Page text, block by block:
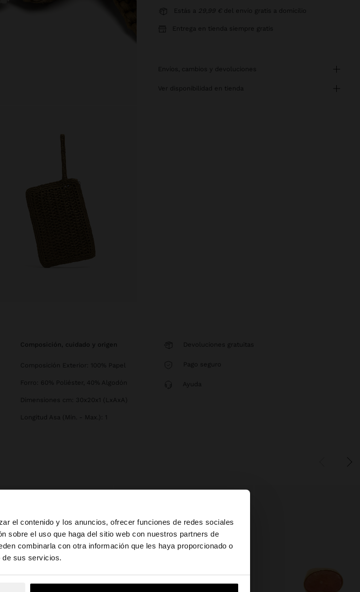
el contenido y los anuncios, ofrecer funciones de redes sociales
sobre el uso que haga del sitio web con nuestros partners de
combinarla con otra información que les haya proporcionado o
de sus servicios.
×
ir a la web de United States?
en la web de España Sí, llévame a United States
Estás a 29,99 € del envío gratis a domicilio
Entrega en tienda siempre gratis
envíos, cambios y devoluciones
ver disponibilidad en tienda
composición, cuidado y origen
Composición Exterior: 100% Papel
Forro: 60% Poliéster, 40% Algodón
Dimensiones cm: 30x20x1 (LxAxA)
Longitud Asa (Min. - Max.): 1
Devoluciones gratuitas
Pago seguro
Ayuda